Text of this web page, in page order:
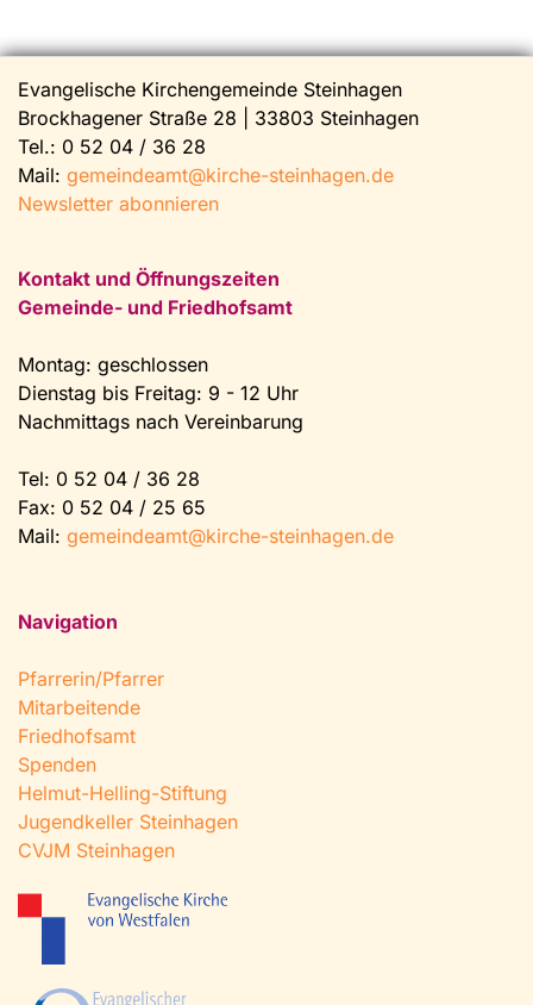
Evangelische Kirchengemeinde Steinhagen
Brockhagener Straße 28 | 33803 Steinhagen
Tel.: 0 52 04 / 36 28
Mail: gemeindeamt@kirche-steinhagen.de
Newsletter abonnieren
Kontakt und Öffnungszeiten
Gemeinde- und Friedhofsamt
Montag: geschlossen
Dienstag bis Freitag: 9 - 12 Uhr
Nachmittags nach Vereinbarung
Tel: 0 52 04 / 36 28
Fax: 0 52 04 / 25 65
Mail: gemeindeamt@kirche-steinhagen.de
Navigation
Pfarrerin/Pfarrer
Mitarbeitende
Friedhofsamt
Spenden
Helmut-Helling-Stiftung
Jugendkeller Steinhagen
CVJM Steinhagen